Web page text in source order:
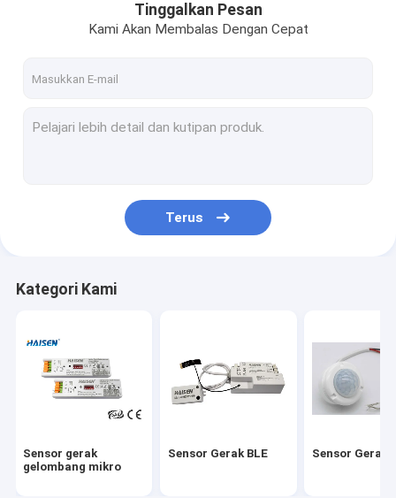
Sensor Gerak PIR
sensor gerak yang dapat diredupkan
Sensor gerak DC
Sensor Cahaya Siang Fotosel
Pengemudi Sensor Gerak
Driver LED Darurat Versi CE
Tinggalkan Pesan
Kami Akan Membalas Dengan Cepat
Terus
Kategori Kami
Sensor gerak
gelombang mikro
Sensor Gerak BLE Sensor Gerak